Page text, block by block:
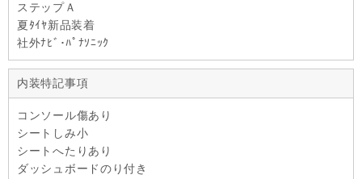
ステップＡ
夏ﾀｲﾔ新品装着
社外ﾅﾋﾞ･ﾊﾟﾅｿﾆｯｸ
内装特記事項
コンソール傷あり
シートしみ小
シートへたりあり
ダッシュボードのり付き